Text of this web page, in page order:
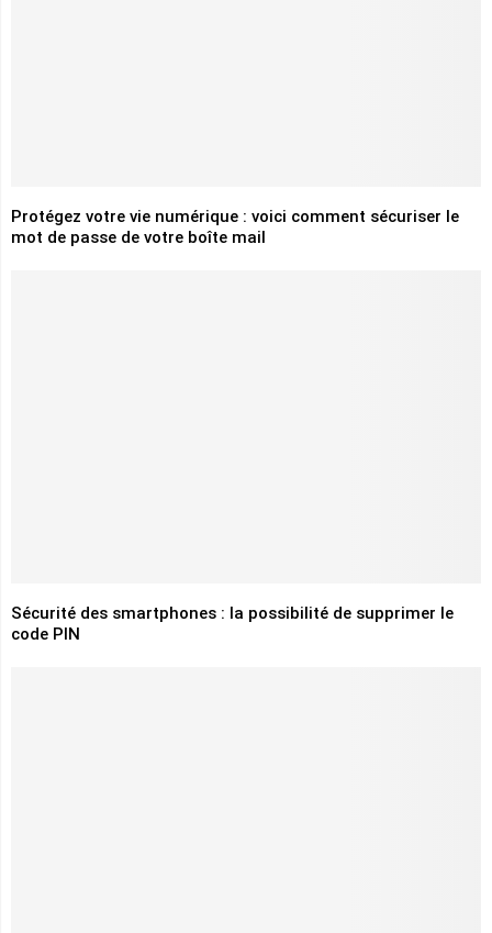
Protégez votre vie numérique : voici comment sécuriser le
mot de passe de votre boîte mail
Sécurité des smartphones : la possibilité de supprimer le
code PIN